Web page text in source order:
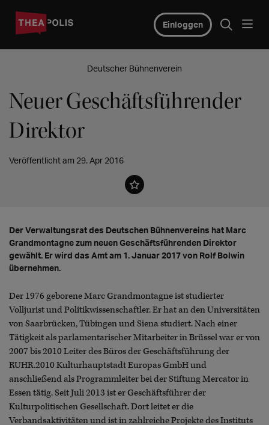
Einloggen
Deutscher Bühnenverein
Neuer Geschäftsführender
Direktor
Veröffentlicht am 29. Apr 2016
Der Verwaltungsrat des Deutschen Bühnenvereins hat Marc
Grandmontagne zum neuen Geschäftsführenden Direktor
gewählt. Er wird das Amt am 1. Januar 2017 von Rolf Bolwin
übernehmen.
Der 1976 geborene Marc Grandmontagne ist studierter
Volljurist und Politikwissenschaftler. Er hat an den Universitäten
von Saarbrücken, Tübingen und Siena studiert. Nach einer
Tätigkeit als parlamentarischer Mitarbeiter in Brüssel war er von
2007 bis 2010 Leiter des Büros der Geschäftsführung der
RUHR.2010 Kulturhauptstadt Europas GmbH und
anschließend als Programmleiter bei der Stiftung Mercator in
Essen tätig. Seit Juli 2013 ist er Geschäftsführer der
Kulturpolitischen Gesellschaft. Dort leitet er die
Verbandsaktivitäten und ist in zahlreiche Projekte des Instituts